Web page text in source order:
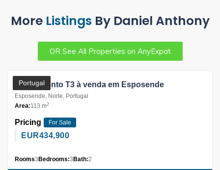
More Listings By Daniel Anthony
OR See All Properties on AnyExpat
Portugal
Partner
Apartamento T3 à venda em Esposende
Esposende, Norte, Portugal
Area:113 m2
Pricing For Sale
EUR434,900
Rooms3 Bedrooms:3 Bath:2